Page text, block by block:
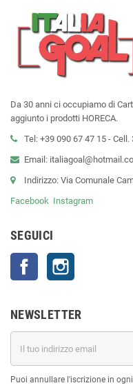
Da 30 anni ci occupiamo di
aggiunto i prodotti HORECA.
Tel: +39 090 67 47 15 -
Email:
Indirizzo: Via Comunale
Facebook Instagram
SEGUICI
Facebook
NEWSLETTER
Puoi annullare l'iscrizione in